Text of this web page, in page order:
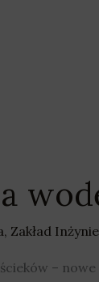
, Zakład
–